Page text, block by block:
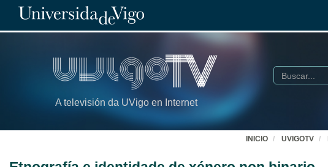
A televisión da UVigo en Internet
Buscar
INICIO UVIGOTV